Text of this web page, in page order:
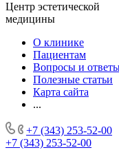
Центр эстетической
медицины
О клинике
Пациентам
Вопросы и
Полезные статьи
Карта сайта
...
+7 (343) 253-52-00
+7 (343) 253-52-00